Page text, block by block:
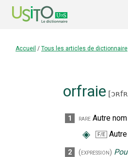
Accueil / Tous les articles de dictionnaire
orfraie [
1 rare Autre
◈ F/E
2 (expression)